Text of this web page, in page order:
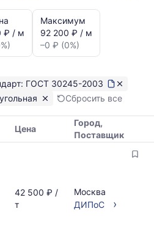
₽ / м
Максимум
92 200 ₽ / м
–0 ₽ (0%)
ГОСТ 30245-2003
Сбросить все
Цена
Город,
Поставщик
42 500 ₽ /
т
Москва
ДИПоС
›